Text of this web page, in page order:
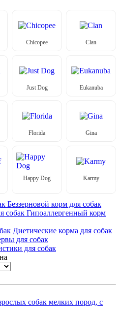
Chicopee Clan
Just Dog Eukanuba
Florida Gina
Happy Dog Karmy
Беззерновой корм для собак
Гипоаллергенный корм
Диетические корма для собак
для собак
для собак